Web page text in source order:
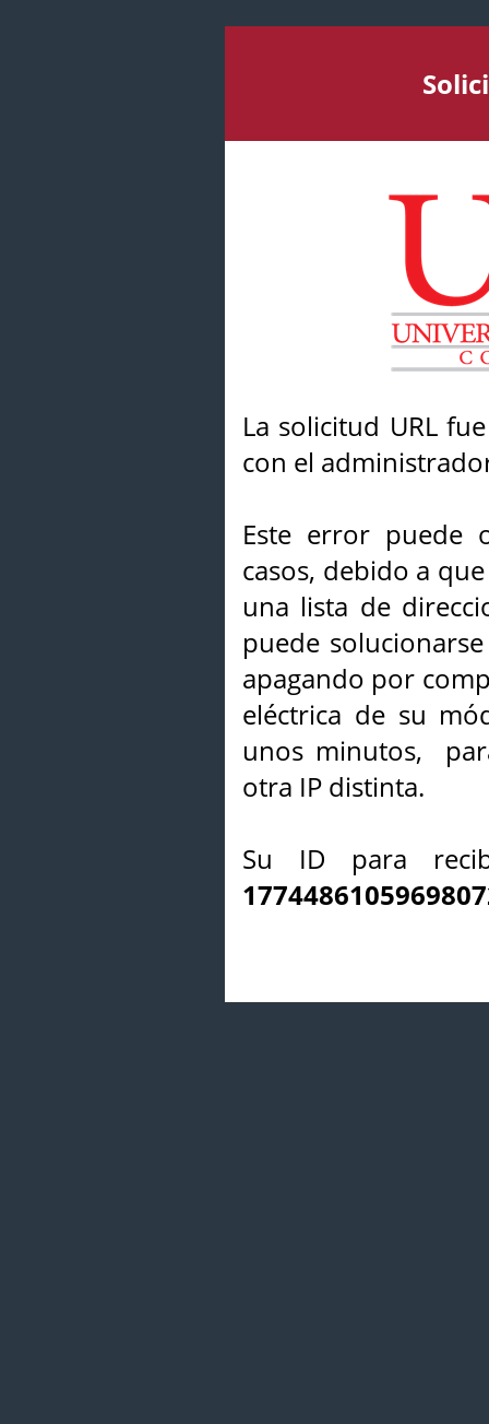
La solicitud URL
con el
Este error puede
casos, debido a
una lista de
puede
apagando por
eléctrica de su
unos minutos,
otra IP distinta.
Su ID para